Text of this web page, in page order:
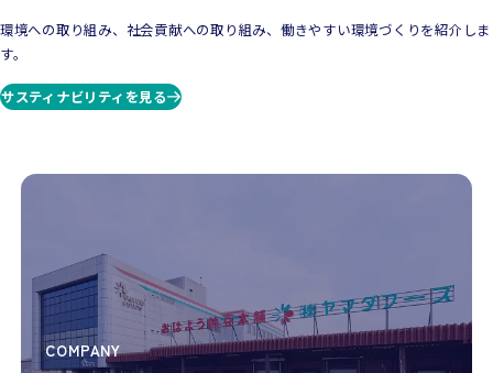
環境への取り組み、社会貢献への取り組み、働きやすい環境づくりを紹介しま
す。
サスティナビリティを見る
COMPANY